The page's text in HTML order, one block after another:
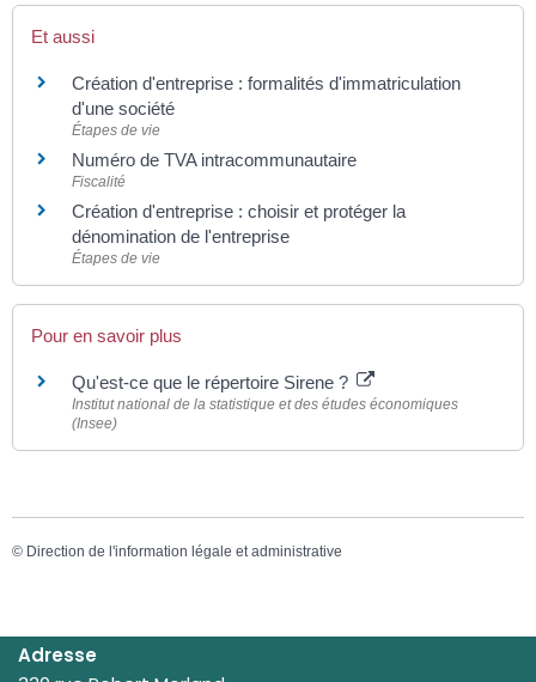
Et aussi
Création d'entreprise : formalités d'immatriculation
d'une société
Étapes de vie
Numéro de TVA intracommunautaire
Fiscalité
Création d'entreprise : choisir et protéger la
dénomination de l'entreprise
Étapes de vie
Pour en savoir plus
Qu'est-ce que le répertoire Sirene ?
Institut national de la statistique et des études économiques
(Insee)
© Direction de l'information légale et administrative
Adresse